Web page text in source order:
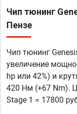
Чип тюнинг
Пензе
Чип тюнинг
увеличение
hp или 42%) и
420 Нм (+67 Nm).
Stage 1 = 17800